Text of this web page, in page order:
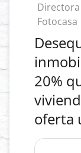
Fotocasa
20%
oferta